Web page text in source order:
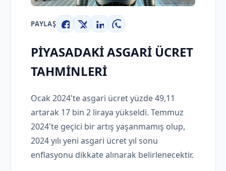
PAYLAŞ
Facebook
X LinkedInWhatsApp
PİYASADAKİ ASGARİ ÜCRET
TAHMİNLERİ
Ocak 2024'te asgari ücret yüzde 49,11
artarak 17 bin 2 liraya yükseldi. Temmuz
2024'te geçici bir artış yaşanmamış olup,
2024 yılı yeni asgari ücret yıl sonu
enflasyonu dikkate alınarak belirlenecektir.